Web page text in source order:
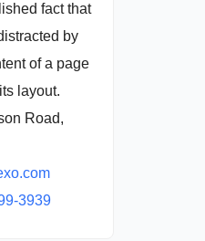
fact that
by
of a page
layout.
Road,
3939